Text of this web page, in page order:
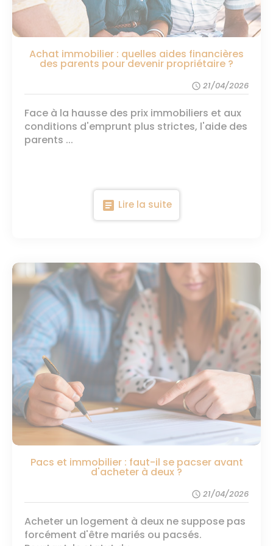
Achat immobilier : quelles aides financières
des parents pour devenir propriétaire ?
schedule 21/04/2026
Face à la hausse des prix immobiliers et aux
conditions d'emprunt plus strictes, l'aide des
parents ...
article Lire la suite
Pacs et immobilier : faut-il se pacser avant
d'acheter à deux ?
schedule 21/04/2026
Acheter un logement à deux ne suppose pas
forcément d'être mariés ou pacsés.